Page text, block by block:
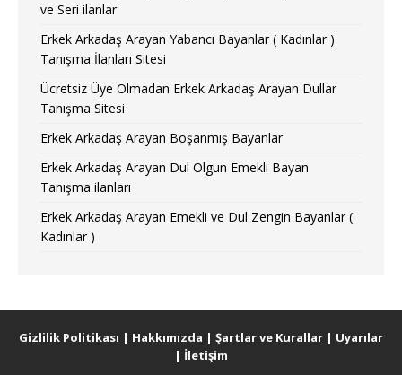
ve Seri ilanlar
Erkek Arkadaş Arayan Yabancı Bayanlar ( Kadınlar )
Tanışma İlanları Sitesi
Ücretsiz Üye Olmadan Erkek Arkadaş Arayan Dullar
Tanışma Sitesi
Erkek Arkadaş Arayan Boşanmış Bayanlar
Erkek Arkadaş Arayan Dul Olgun Emekli Bayan
Tanışma ilanları
Erkek Arkadaş Arayan Emekli ve Dul Zengin Bayanlar (
Kadınlar )
Gizlilik Politikası | Hakkımızda | Şartlar ve Kurallar | Uyarılar
| İletişim